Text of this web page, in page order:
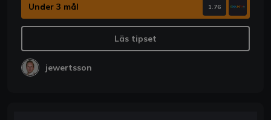
Under 3 mål 1.76
Läs tipset
jewertsson